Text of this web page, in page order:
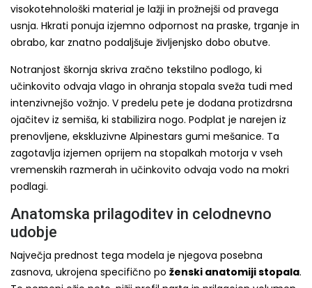
visokotehnološki material je lažji in prožnejši od pravega
usnja. Hkrati ponuja izjemno odpornost na praske, trganje in
obrabo, kar znatno podaljšuje življenjsko dobo obutve.
Notranjost škornja skriva zračno tekstilno podlogo, ki
učinkovito odvaja vlago in ohranja stopala sveža tudi med
intenzivnejšo vožnjo. V predelu pete je dodana protizdrsna
ojačitev iz semiša, ki stabilizira nogo. Podplat je narejen iz
prenovljene, ekskluzivne Alpinestars gumi mešanice. Ta
zagotavlja izjemen oprijem na stopalkah motorja v vseh
vremenskih razmerah in učinkovito odvaja vodo na mokri
podlagi.
Anatomska prilagoditev in celodnevno
udobje
Največja prednost tega modela je njegova posebna
zasnova, ukrojena specifično po ženski anatomiji stopala.